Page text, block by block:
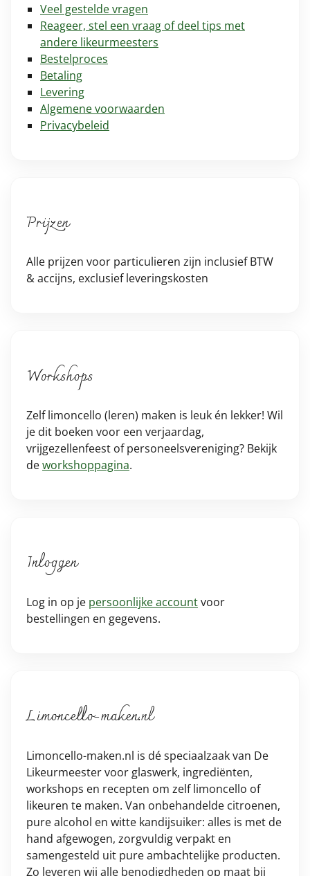
Veel gestelde vragen
Reageer, stel een vraag of deel tips met
andere likeurmeesters
Bestelproces
Betaling
Levering
Algemene voorwaarden
Privacybeleid
Prijzen
Alle prijzen voor particulieren zijn inclusief BTW
& accijns, exclusief leveringskosten
Workshops
Zelf limoncello (leren) maken is leuk én lekker! Wil
je dit boeken voor een verjaardag,
vrijgezellenfeest of personeelsvereniging? Bekijk
deworkshoppagina.
Inloggen
Log in op je persoonlijke accountvoor
bestellingen en gegevens.
Limoncello-maken.nl
Limoncello-maken.nl is dé speciaalzaak van De
Likeurmeester voor glaswerk, ingrediënten,
workshops en recepten om zelf limoncello of
likeuren te maken. Van onbehandelde citroenen,
pure alcohol en witte kandijsuiker: alles is met de
hand afgewogen, zorgvuldig verpakt en
samengesteld uit pure ambachtelijke producten.
Zo leveren wij alle benodigdheden op maat bij